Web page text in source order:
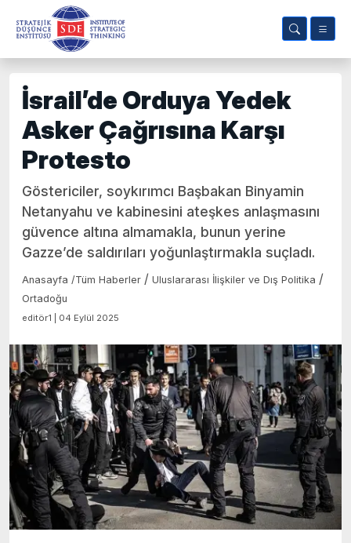
İsrail’de Orduya Yedek
Asker Çağrısına Karşı
Protesto
Göstericiler, soykırımcı Başbakan Binyamin
Netanyahu ve kabinesini ateşkes anlaşmasını
güvence altına almamakla, bunun yerine
Gazze’de saldırıları yoğunlaştırmakla suçladı.
Anasayfa /Tüm Haberler / Uluslararası İlişkiler ve Dış Politika /
Ortadoğu
editör1 | 04 Eylül 2025